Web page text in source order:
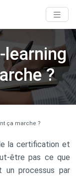
?
ça marche ?
la certification et
être pas ce que
un processus par